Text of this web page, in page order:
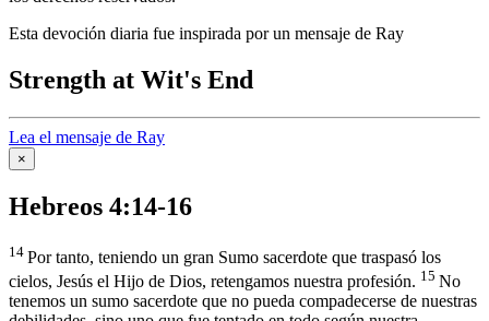
Esta devoción diaria fue inspirada por un mensaje de Ray
Strength at Wit's End
Lea el mensaje de Ray
×
Hebreos 4:14-16
14 Por tanto, teniendo un gran Sumo sacerdote que traspasó los
cielos, Jesús el Hijo de Dios, retengamos nuestra profesión. 15 No
tenemos un sumo sacerdote que no pueda compadecerse de nuestras